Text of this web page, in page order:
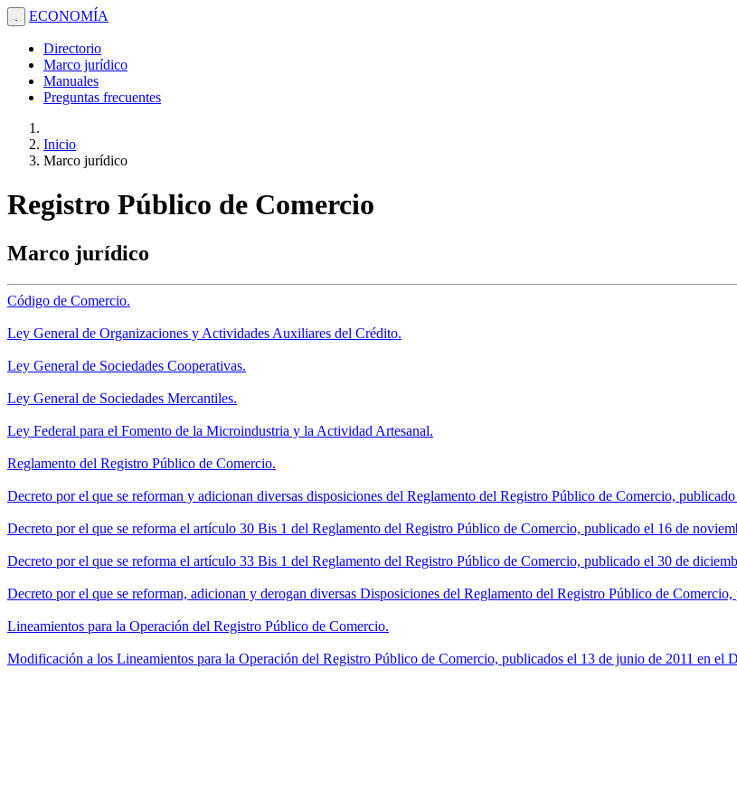
. ECONOMÍA
Directorio
Marco jurídico
Manuales
Preguntas frecuentes
Inicio
Marco jurídico
Registro Público de Comercio
Marco jurídico
Código de Comercio.
Ley General de Organizaciones y Actividades Auxiliares del Crédito.
Ley General de Sociedades Cooperativas.
Ley General de Sociedades Mercantiles.
Ley Federal para el Fomento de la Microindustria y la Actividad Artesanal.
Reglamento del Registro Público de Comercio.
Decreto por el que se reforman y adicionan diversas disposiciones del Reglamento del Registro Público de Comercio,
Decreto por el que se reforma el artículo 30 Bis 1 del Reglamento del Registro Público de Comercio, publicado el 16 de
Decreto por el que se reforma el artículo 33 Bis 1 del Reglamento del Registro Público de Comercio, publicado el 30 de
Decreto por el que se reforman, adicionan y derogan diversas Disposiciones del Reglamento del Registro Público de
Lineamientos para la Operación del Registro Público de Comercio.
Modificación a los Lineamientos para la Operación del Registro Público de Comercio, publicados el 13 de junio de 2011 en el